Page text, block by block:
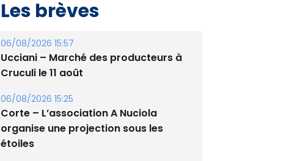
Les brèves
06/08/2026 15:57
Cruculi le 11 août
06/08/2026 15:25
Corte – L’association A Nuciola